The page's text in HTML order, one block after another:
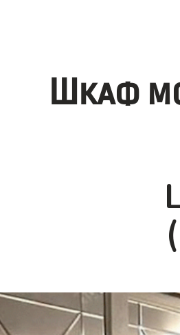
Шкаф